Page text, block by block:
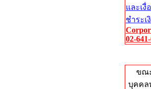
และเงื่
ชำระเ
02-
ขณ
บุคคล